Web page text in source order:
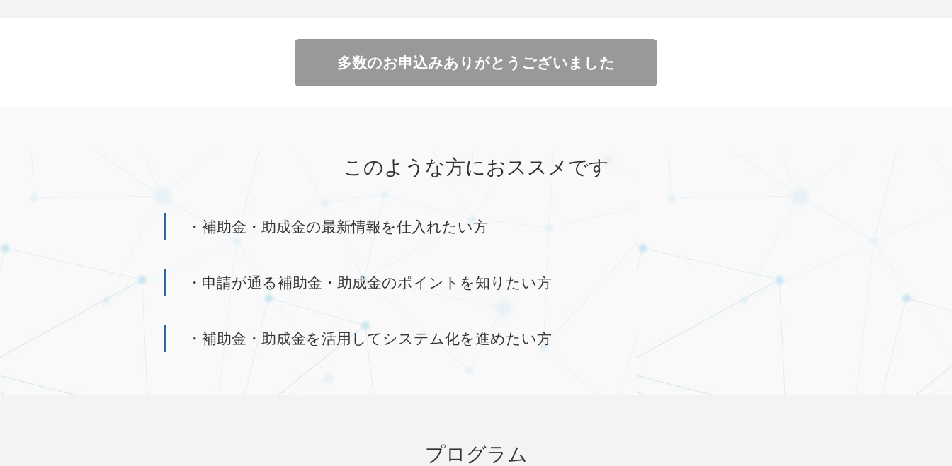
多数のお申込みありがとうございました
このような方におススメです
・補助金・助成金の最新情報を仕入れたい方
・申請が通る補助金・助成金のポイントを知りたい方
・補助金・助成金を活用してシステム化を進めたい方
プログラム